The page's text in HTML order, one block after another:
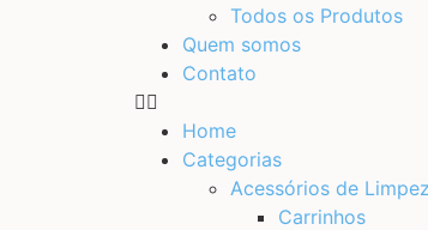
Todos os Produtos
Quem somos
Contato
Home
Categorias
Acessórios de
Carrinhos